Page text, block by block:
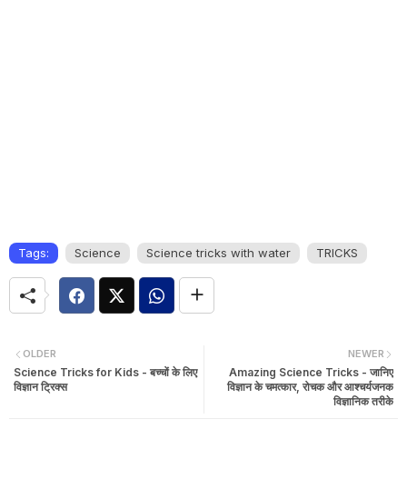
Tags: Science Science tricks with water TRICKS
NEWER
Amazing Science Tricks - जानिए
विज्ञान के चमत्कार, रोचक और आश्चर्यजनक
विज्ञानिक तरीके
OLDER
Science Tricks for Kids - बच्चों के लिए
विज्ञान ट्रिक्स